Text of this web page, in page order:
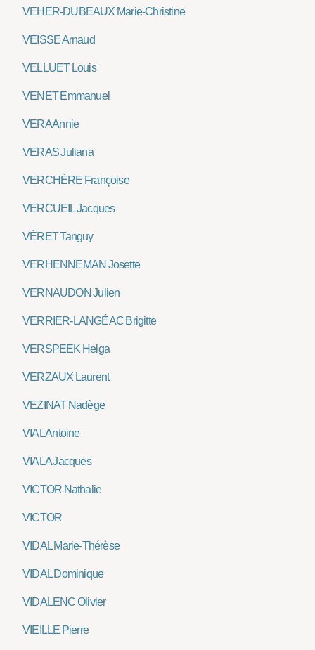
VEHER-DUBEAUX Marie-Christine
VEÏSSE Arnaud
VELLUET Louis
VENET Emmanuel
VERA Annie
VERAS Juliana
VERCHÈRE Françoise
VERCUEIL Jacques
VÉRET Tanguy
VERHENNEMAN Josette
VERNAUDON Julien
VERRIER-LANGÉAC Brigitte
VERSPEEK Helga
VERZAUX Laurent
VEZINAT Nadège
VIAL Antoine
VIALA Jacques
VICTOR Nathalie
VICTOR
VIDAL Marie-Thérèse
VIDAL Dominique
VIDALENC Olivier
VIEILLE Pierre